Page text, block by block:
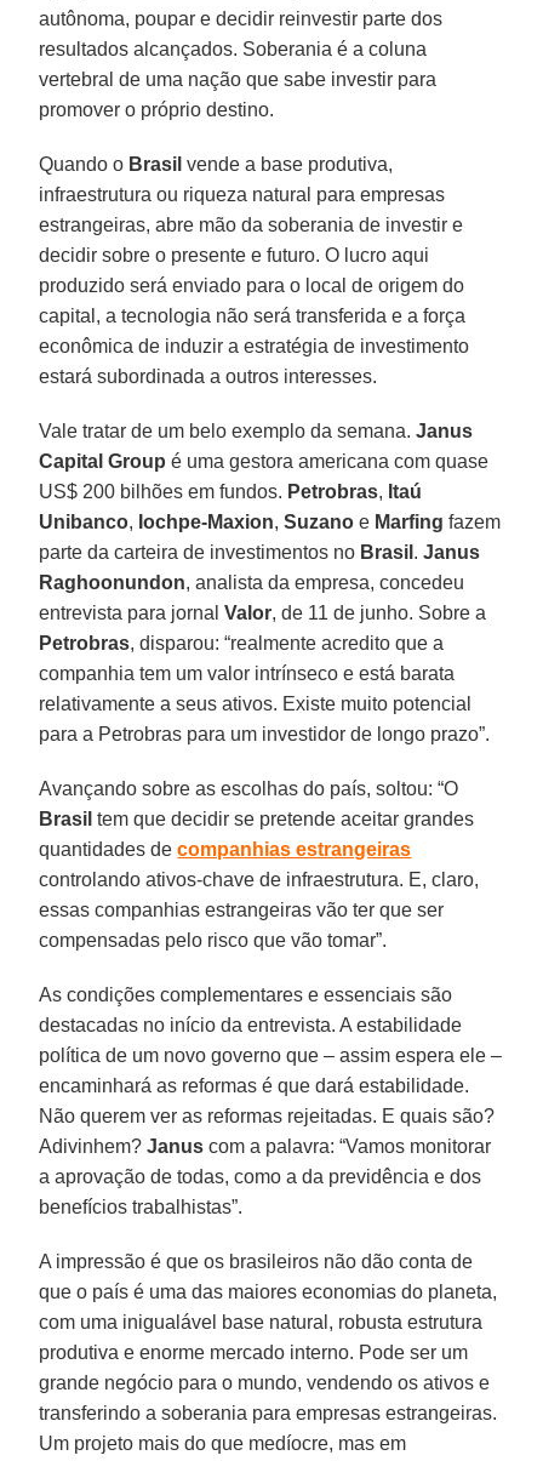
autônoma, poupar e decidir reinvestir parte dos
resultados alcançados. Soberania é a coluna
vertebral de uma nação que sabe investir para
promover o próprio destino.
Quando o Brasil vende a base produtiva,
infraestrutura ou riqueza natural para empresas
estrangeiras, abre mão da soberania de investir e
decidir sobre o presente e futuro. O lucro aqui
produzido será enviado para o local de origem do
capital, a tecnologia não será transferida e a força
econômica de induzir a estratégia de investimento
estará subordinada a outros interesses.
Vale tratar de um belo exemplo da semana.Janus
Capital Group é uma gestora americana com quase
US$ 200 bilhões em fundos. Petrobras, Itaú
Unibanco, Iochpe-Maxion,Suzano e Marfing fazem
parte da carteira de investimentos no Brasil .Janus
Raghoonundon, analista da empresa, concedeu
entrevista para jornal Valor, de 11 de junho. Sobre a
Petrobras, disparou: “realmente acredito que a
companhia tem um valor intrínseco e está barata
relativamente a seus ativos. Existe muito potencial
para a Petrobras para um investidor de longo prazo”.
Avançando sobre as escolhas do país, soltou: “O
Brasil tem que decidir se pretende aceitar grandes
quantidades decompanhias estrangeiras
controlando ativos-chave de infraestrutura. E, claro,
essas companhias estrangeiras vão ter que ser
compensadas pelo risco que vão tomar”.
As condições complementares e essenciais são
destacadas no início da entrevista. A estabilidade
política de um novo governo que – assim espera ele –
encaminhará as reformas é que dará estabilidade.
Não querem ver as reformas rejeitadas. E quais são?
Adivinhem?Janus com a palavra: “Vamos monitorar
a aprovação de todas, como a da previdência e dos
benefícios trabalhistas”.
A impressão é que os brasileiros não dão conta de
que o país é uma das maiores economias do planeta,
com uma inigualável base natural, robusta estrutura
produtiva e enorme mercado interno. Pode ser um
grande negócio para o mundo, vendendo os ativos e
transferindo a soberania para empresas estrangeiras.
Um projeto mais do que medíocre, mas em